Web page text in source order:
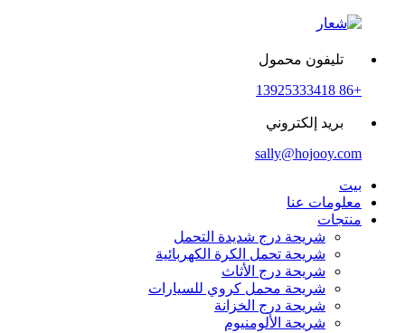
تليفون محمول
+86 13925333418
بريد إلكتروني
sally@hojooy.com
بيت
معلومات عنا
منتجات
شريحة درج شديدة التحمل
شريحة تحمل الكرة الكهربائية
شريحة درج الأثاث
شريحة محمل كروي للسيارات
شريحة درج الخزانة
شريحة الألومنيوم